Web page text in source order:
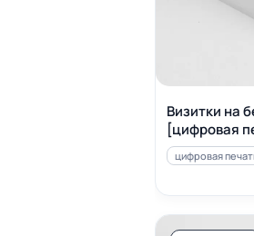
Визитки на
[цифровая
цифровая